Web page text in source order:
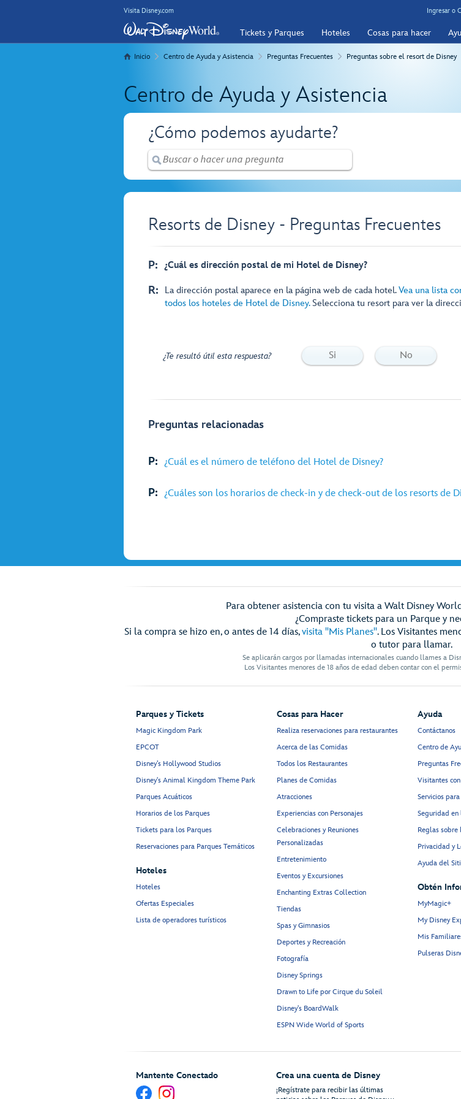
Visita Disney.com Ingresar o
Tickets y Parques Hoteles Cosas para hacer
Inicio Centro de Ayuda y Asistencia Preguntas Frecuentes Preguntas sobre el resort de Disney
Centro de Ayuda y Asistencia
¿Cómo podemos ayudarte?
Resorts de Disney - Preguntas Frecuentes
P: ¿Cuál es dirección postal de mi Hotel de Disney?
R: La dirección postal aparece en la página web de cada hotel.Vea una lista
todos los hoteles de Hotel de Disney.Selecciona tu resort para ver la
¿Te resultó útil esta respuesta? Si No
Preguntas relacionadas
P: ¿Cuál es el número de teléfono del Hotel de Disney?
P: ¿Cuáles son los horarios de check-in y de check-out de los resorts de
Para obtener asistencia con tu visita a Walt Disney
¿Compraste tickets para un Parque y
Si la compra se hizo en, o antes de 14 días,visita "Mis Planes". Los Visitantes
o tutor para llamar.
Se aplicarán cargos por llamadas internacionales cuando llames a
Los Visitantes menores de 18 años de edad deben contar con el
Parques y Tickets
Magic Kingdom Park
EPCOT
Disney’s Hollywood Studios
Disney's Animal Kingdom Theme Park
Parques Acuáticos
Horarios de los Parques
Tickets para los Parques
Reservaciones para Parques Temáticos
Hoteles
Hoteles
Ofertas Especiales
Lista de operadores turísticos
Cosas para Hacer
Realiza reservaciones para restaurantes
Acerca de las Comidas
Todos los Restaurantes
Planes de Comidas
Atracciones
Experiencias con Personajes
Celebraciones y Reuniones
Personalizadas
Entretenimiento
Eventos y Excursiones
Enchanting Extras Collection
Tiendas
Spas y Gimnasios
Deportes y Recreación
Fotografía
Disney Springs
Drawn to Life por Cirque du Soleil
Disney's BoardWalk
ESPN Wide World of Sports
Ayuda
Contáctanos
Centro de
Preguntas
Visitantes
Servicios
Seguridad en
Reglas
Privacidad y
Ayuda del
Obtén
MyMagic+
My Disney
Mis
Pulseras
Mantente Conectado Crea una cuenta de Disney
¡Regístrate para recibir las últimas